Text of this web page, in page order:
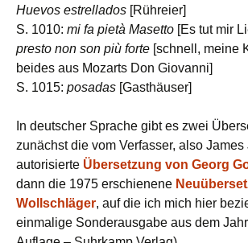
Huevos estrellados [Rühreier]
S. 1010: mi fa pietà Masetto [Es tut mir
presto non son più forte [schnell, meine
beides aus Mozarts Don Giovanni]
S. 1015: posadas [Gasthäuser]
In deutscher Sprache gibt es zwei
zunächst die vom Verfasser, also James
autorisierte Übersetzung von Georg
dann die 1975 erschienene
Wollschläger, auf die ich mich hier
einmalige Sonderausgabe aus dem